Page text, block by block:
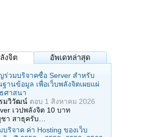
งจิต อัพเดทล่าสุด
ร่วมบริจาคซื้อ Server สำหรับ
ฐานข้อมูล เพื่อเว็บพลังจิตเผยแผ่
ศาสนา
มวิวัฒน์ ตอบ 1 สิงหาคม 2026
เวปพลังจิต 10 บาท
า สาธุครับ…
บริจาค ค่า Hosting ของเว็บ